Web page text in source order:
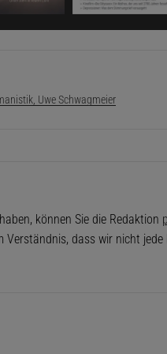
Schwagmeier von der Carl-
ist noch immer sehr
zum Thema. Das heißt
es ist für uns
Projekt die literarische
Uwe Schwagmeier
können Sie die Redaktion
dass wir nicht